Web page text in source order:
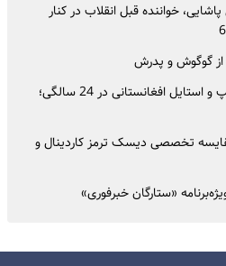
خواننده قبل انقلاب در کنار
گوگوش و پدرش
سفر به گذشته؛ گوگوش با تیپ و استایل افغانستانی در 24 سالگی؛
تخصصی دیسک ترمز کاردینال و
«ستارگان خبرفوری»